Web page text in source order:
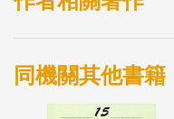
書對於國內植物保護
貴參考資料，有助於
同機關其他書籍